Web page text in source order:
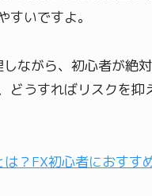
いですよ。
ながら、初心者が絶
どうすればリスクを抑
は？FX初心者におすす